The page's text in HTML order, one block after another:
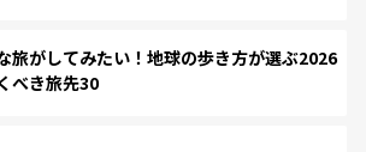
旅がしてみたい！地球の歩き方が選ぶ2026
べき旅先30